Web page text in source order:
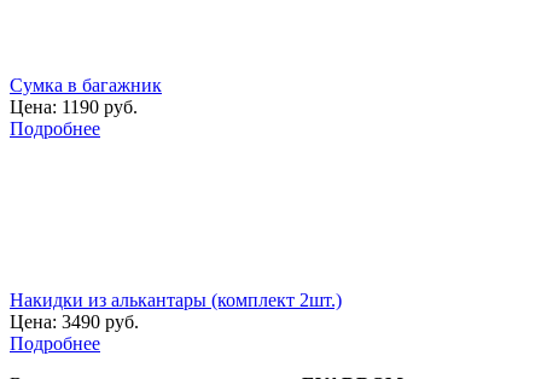
Сумка в багажник
Цена: 1190 руб.
Подробнее
Накидки из алькантары (комплект 2шт.)
Цена: 3490 руб.
Подробнее